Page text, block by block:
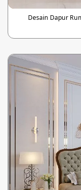
Desain Dapur